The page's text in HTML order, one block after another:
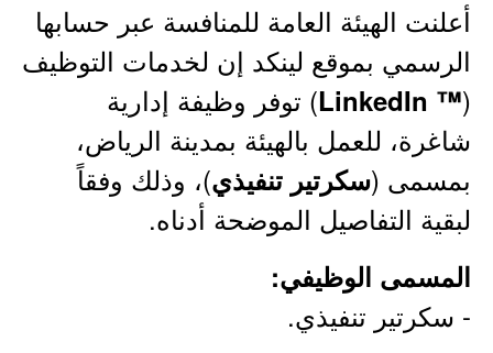
أعلنت الهيئة العامة للمنافسة عبر حسابها
الرسمي بموقع لينكد إن لخدمات التوظيف
(
™ LinkedIn
) توفر وظيفة إدارية
شاغرة، للعمل بالهيئة بمدينة الرياض،
بمسمى (سكرتير تنفيذي)، وذلك وفقاً
لبقية التفاصيل الموضحة أدناه.
المسمى الوظيفي:
- سكرتير تنفيذي.